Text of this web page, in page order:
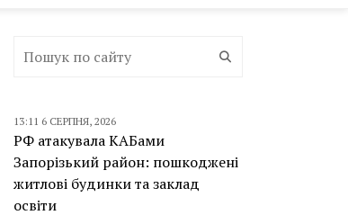
13:11 6 СЕРПНЯ, 2026
РФ атакувала КАБами
Запорізький район: пошкоджені
житлові будинки та заклад
освіти